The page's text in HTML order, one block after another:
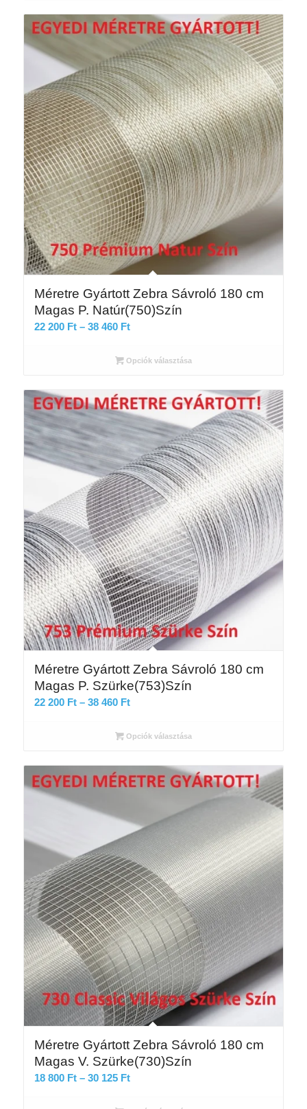
38
460 Ft
Méretre Gyártott Zebra Sávroló 180 cm
Magas P. Natúr(750)Szín
22 200 Ft – 38 460 FtÁrtartomány:
200 Ft
460 Ft
Opciók választása
Méretre Gyártott Zebra Sávroló 180 cm
Magas P. Szürke(753)Szín
22 200 Ft – 38 460 FtÁrtartomány:
200 Ft
38
460 Ft
Opciók választása
Méretre Gyártott Zebra Sávroló 180 cm
Magas V. Szürke(730)Szín
18 800 Ft – 30 125 FtÁrtartomány: